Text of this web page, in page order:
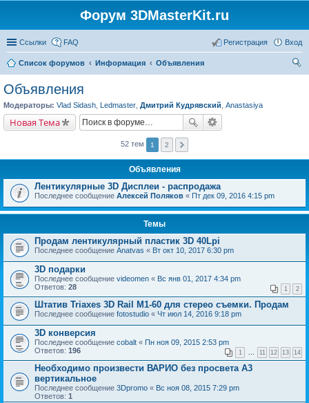
Форум 3DMasterKit.ru
Ссылки FAQ Вход
Регистрация
Список форумов Информация
Объявления
Объявления
Модераторы: Vlad Sidash Ledmaster Дмитрий Кудрявский Anastasiya
Новая Тема
52 тем 1 2
Объявления
Лентикулярные 3D Дисплеи - распродажа
Последнее сообщение Алексей Поляков « Пт дек 09, 2016 4:15 pm
Темы
Продам лентикулярный пластик 3D 40Lpi
Последнее сообщение Anatvas « Вт окт 10, 2017 6:30 pm
3D подарки
Последнее сообщение videomen « Вс янв 01, 2017 4:34 pm
Ответов: 28 1 2
Штатив Triaxes 3D Rail M1-60 для стерео съемки. Продам
Последнее сообщение fotostudio « Чт июл 14, 2016 9:18 pm
3D конверсия
Последнее сообщение cobalt « Пн ноя 09, 2015 2:53 pm
Ответов: 196 1 11 12 13 14
Необходимо произвести ВАРИО без просвета А3
вертикальное
Последнее сообщение 3Dpromo « Вс ноя 08, 2015 7:29 pm
Ответов: 1